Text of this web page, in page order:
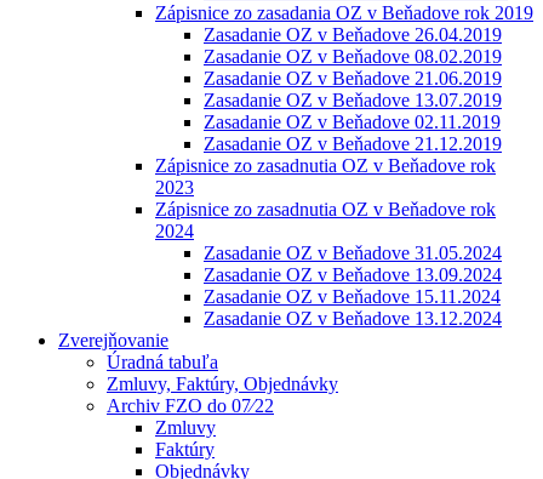
Zápisnice zo zasadania OZ v Beňadove rok 2019
Zasadanie OZ v Beňadove 26.04.2019
Zasadanie OZ v Beňadove 08.02.2019
Zasadanie OZ v Beňadove 21.06.2019
Zasadanie OZ v Beňadove 13.07.2019
Zasadanie OZ v Beňadove 02.11.2019
Zasadanie OZ v Beňadove 21.12.2019
Zápisnice zo zasadnutia OZ v Beňadove rok
2023
Zápisnice zo zasadnutia OZ v Beňadove rok
2024
Zasadanie OZ v Beňadove 31.05.2024
Zasadanie OZ v Beňadove 13.09.2024
Zasadanie OZ v Beňadove 15.11.2024
Zasadanie OZ v Beňadove 13.12.2024
Zverejňovanie
Úradná tabuľa
Zmluvy, Faktúry, Objednávky
Archiv FZO do 07⁄22
Zmluvy
Faktúry
Objednávky